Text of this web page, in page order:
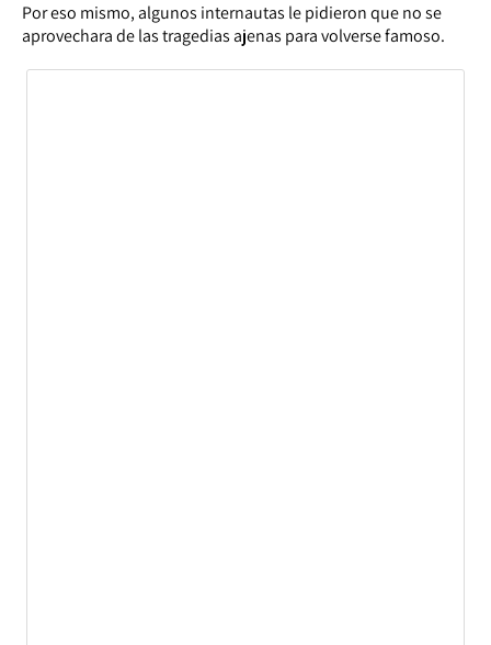
Por eso mismo, algunos internautas le pidieron que no se
aprovechara de las tragedias ajenas para volverse famoso.